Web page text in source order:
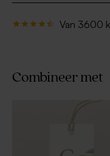
Van 3600
Combineer met